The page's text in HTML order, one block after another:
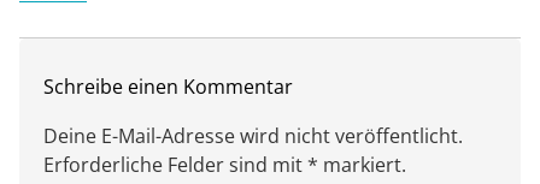
Schreibe einen Kommentar
Deine E-Mail-Adresse wird nicht veröffentlicht.
Erforderliche Felder sind mit * markiert.